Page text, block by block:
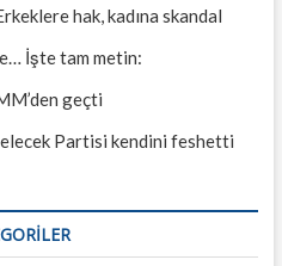
hak, kadına skandal
İşte tam metin:
geçti
Partisi kendini feshetti